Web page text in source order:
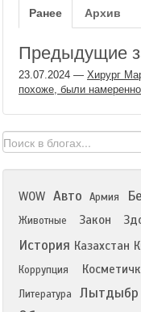
Ранее Архив
Предыдущие
23.07.2024 — Хирург
похоже, были
WOW Авто Армия
Животные
Закон
История Казахстан
Коррупция
Литература Лытдыбр